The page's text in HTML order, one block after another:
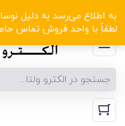
به اطلاع می‌رسد به دلیل
لطفاً با واحد فروش تماس حاصل
الکترو ولتا با